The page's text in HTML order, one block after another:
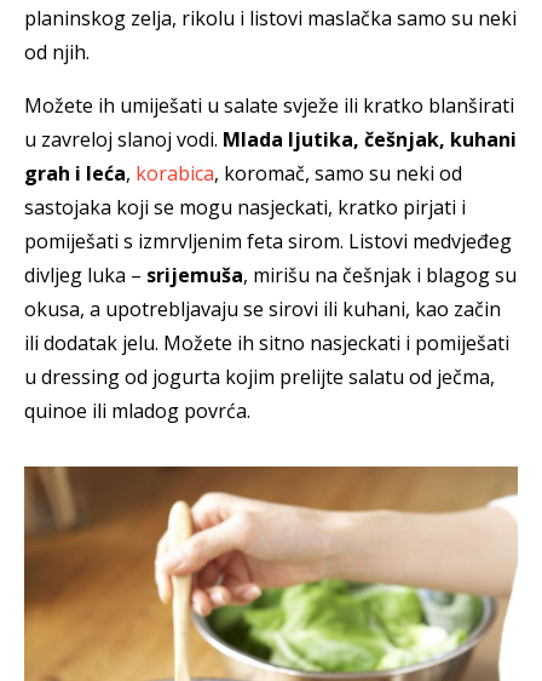
planinskog zelja, rikolu i listovi maslačka samo su neki
od njih.
Možete ih umiješati u salate svježe ili kratko blanširati
u zavreloj slanoj vodi. Mlada ljutika, češnjak, kuhani
grah i leća, korabica, koromač, samo su neki od
sastojaka koji se mogu nasjeckati, kratko pirjati i
pomiješati s izmrvljenim feta sirom. Listovi medvjeđeg
divljeg luka – srijemuša, mirišu na češnjak i blagog su
okusa, a upotrebljavaju se sirovi ili kuhani, kao začin
ili dodatak jelu. Možete ih sitno nasjeckati i pomiješati
u dressing od jogurta kojim prelijte salatu od ječma,
quinoe ili mladog povrća.